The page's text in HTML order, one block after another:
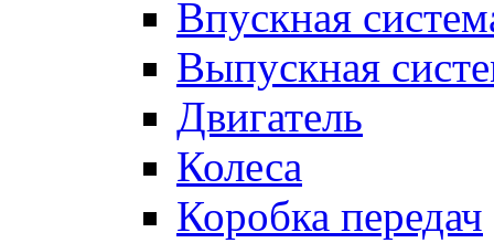
Впускная
Выпускная
Двигатель
Колеса
Коробка передач